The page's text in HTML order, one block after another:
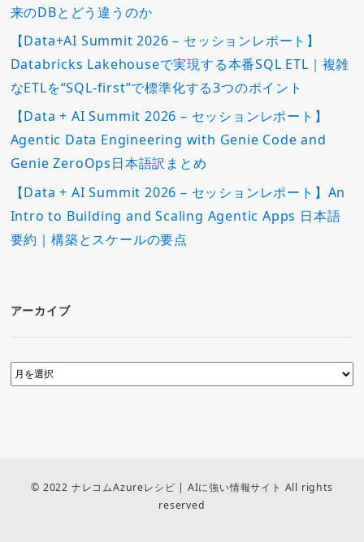
来のDBとどう違うのか
【Data+AI Summit 2026 – セッションレポート】
Databricks Lakehouseで実現する本番SQL ETL｜複雑
なETLを“SQL-first”で標準化する3つのポイント
【Data + AI Summit 2026 – セッションレポート】
Agentic Data Engineering with Genie Code and
Genie ZeroOps日本語訳まとめ
【Data + AI Summit 2026 – セッションレポート】An
Intro to Building and Scaling Agentic Apps 日本語
要約｜構築とスケールの要点
アーカイブ
© 2022 ナレコムAzureレシピ | AIに強い情報サイト All rights
reserved